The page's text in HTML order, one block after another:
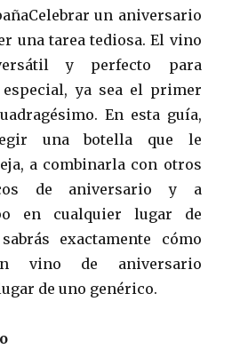
un aniversario
una tarea tediosa. El vino
y perfecto para
ya sea el primer
En esta guía,
una botella que le
a combinarla con otros
de aniversario y a
en cualquier lugar de
exactamente cómo
vino de aniversario
de uno genérico.